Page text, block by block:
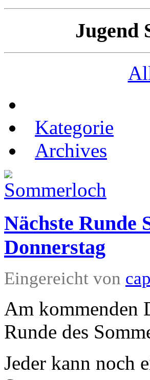
Jugend
Kategorie
Archives
Nächste Runde
Donnerstag
Eingereicht von
Am kommenden
Runde des
Jeder kann noch